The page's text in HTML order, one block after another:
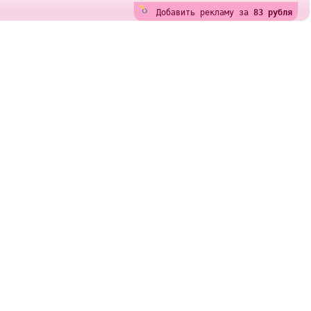
Добавить рекламу за 83 рубля